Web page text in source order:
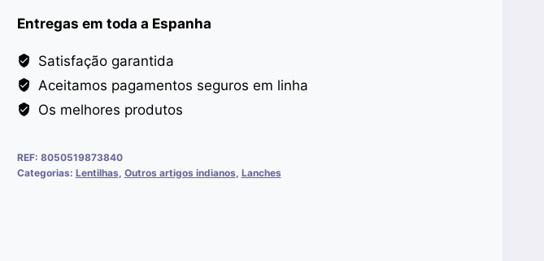
ALI
BABA
500G
Entregas em toda a Espanha
Satisfação garantida
Aceitamos pagamentos seguros em linha
Os melhores produtos
REF: 8050519873840
Categorias: Lentilhas Outros artigos indianos Lanches